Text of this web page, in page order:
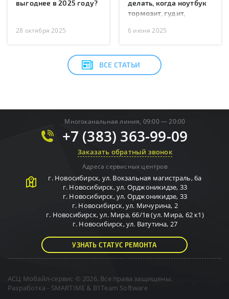
выгоднее в 2025 году?
28 октября 2025
делать, когда ноутбук
тормозит, гудит,
перезагружается?
6 июня 2025
ВСЕ СТАТЬИ
Многоканальная линия, 09:00 — 20:00
+7 (383) 363-99-09
Заказать обратный звонок
Адреса сервисных центров
г. Новосибирск, ул. Вокзальная магистраль, 6а
г. Новосибирск,ул. Орджоникидзе, 33
г. Новосибирск,ул. Орджоникидзе, 33
г. Новосибирск,ул. Мичурина, 2
г. Новосибирск,ул. Мира, 66/1в (ул. Мира, 62 к1)
г. Новосибирск,ул. Ватутина, 27
УЗНАТЬ СТАТУС РЕМОНТА
АСЦ Мобайл-сервис © 2026, Все права защищены.
Разработка - SMARTIME & B1Team Software